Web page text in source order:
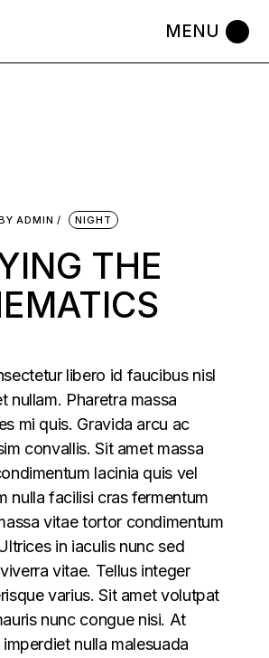
ADMIN NIGHT
THE
libero id faucibus nisl
nullam. Pharetra massa
mi quis. Gravida arcu ac
convallis. Sit amet massa
lacinia quis vel
nulla facilisi cras fermentum
vitae tortor condimentum
in iaculis nunc sed
vitae. Tellus integer
varius. Sit amet volutpat
nunc congue nisi. At
nulla malesuada